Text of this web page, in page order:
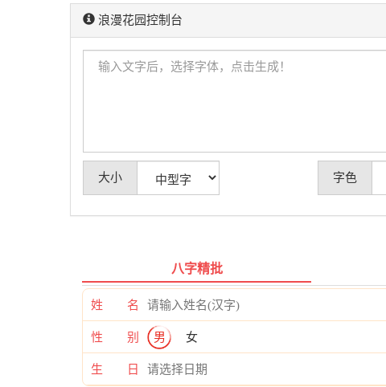
浪漫花园控制台
大小 字色
八字精批
姓 名
性 别 男 女
生 日